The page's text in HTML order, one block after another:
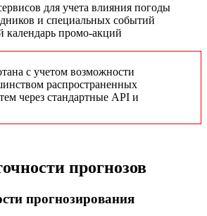
для учета влияния погоды
и специальных событий
календарь промо-акций
с учетом возможности
распространенных
через стандартные API и
прогнозов
прогнозирования